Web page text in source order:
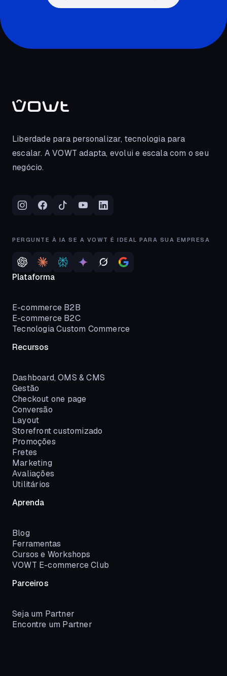
Liberdade para personalizar, tecnologia para
escalar. A VOWT adapta, evolui e escala com o seu
negócio.
PERGUNTE À IA SE A VOWT É IDEAL PARA SUA EMPRESA
Plataforma
E-commerce B2B
E-commerce B2C
Tecnologia Custom Commerce
Recursos
Dashboard, OMS & CMS
Gestão
Checkout one page
Conversão
Layout
Storefront customizado
Promoções
Fretes
Marketing
Avaliações
Utilitários
Aprenda
Blog
Ferramentas
Cursos e Workshops
VOWT E-commerce Club
Parceiros
Seja um Partner
Encontre um Partner